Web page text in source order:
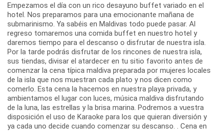
Empezamos el día con un rico desayuno buffet variado en el
hotel. Nos preparamos para una emocionante mañana de
submarinismo. Ya sabéis en Maldivas todo puede pasar. Al
regreso tomaremos una comida buffet en nuestro hotel y
daremos tiempo para el descanso o disfrutar de nuestra isla.
Por la tarde podrás disfrutar de los rincones de nuestra isla,
sus tiendas, divisar el atardecer en tu sitio favorito antes de
comenzar la cena típica maldiva preparada por mujeres locales
de la isla que nos muestran cada plato y nos dicen como
comerlo. Esta cena la hacemos en nuestra playa privada, y
ambientamos el lugar con luces, música maldiva disfrutando
de la luna, las estrellas y la brisa marina. Podremos a vuestra
disposición el uso de Karaoke para los que quieran diversión y
ya cada uno decide cuando comenzar su descanso. . Cena en